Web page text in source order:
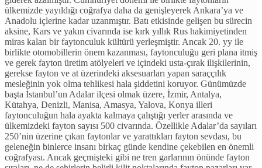
ülkemizde yayıldığı coğrafya daha da genişleyerek Ankara’ya ve
Anadolu içlerine kadar uzanmıştır. Batı etkisinde gelişen bu sürecin
aksine, Kars ve yakın civarında ise kırk yıllık Rus hakimiyetinden
miras kalan bir faytonculuk kültürü yerleşmiştir. Ancak 20. yy ile
birlikte otomobillerin önem kazanması, faytonculuğu geri plana itmiş
ve gerek fayton üretim atölyeleri ve içindeki usta-çırak ilişkilerinin,
gerekse fayton ve at üzerindeki aksesuarları yapan saraççılık
mesleğinin yok olma tehlikesi hala şiddetini koruyor. Günümüzde
başta İstanbul’un Adalar ilçesi olmak üzere, İzmir, Antalya,
Kütahya, Denizli, Manisa, Amasya, Yalova, Konya illeri
faytonculuğun hala ayakta kalmaya çalıştığı yerler arasında ve
ülkemizdeki fayton sayısı 500 civarında. Özellikle Adalar’da sayıları
250’nin üzerine çıkan faytonlar ve yarattıkları fayton sevdası, bu
geleneğin binlerce insanı birkaç günde kendine çekebilen en önemli
coğrafyası. Ancak geçmişteki gibi ne tren garlarının önünde fayton